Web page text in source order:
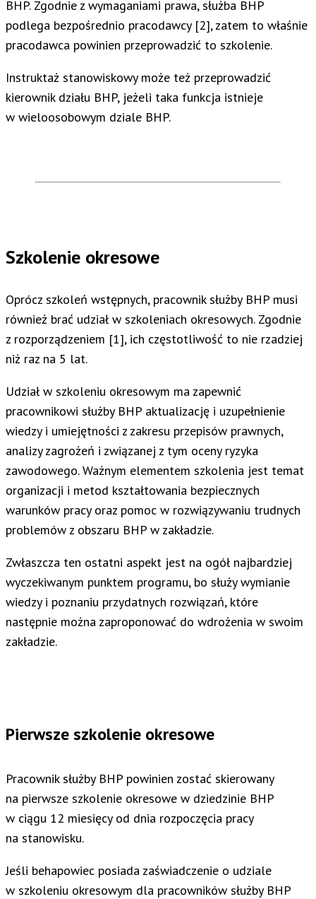
BHP. Zgodnie z wymaganiami prawa, służba BHP
podlega bezpośrednio pracodawcy [2], zatem to właśnie
pracodawca powinien przeprowadzić to szkolenie.
Instruktaż stanowiskowy może też przeprowadzić
kierownik działu BHP, jeżeli taka funkcja istnieje
w wieloosobowym dziale BHP.
Szkolenie okresowe
Oprócz szkoleń wstępnych, pracownik służby BHP musi
również brać udział w szkoleniach okresowych. Zgodnie
z rozporządzeniem [1], ich częstotliwość to nie rzadziej
niż raz na 5 lat.
Udział w szkoleniu okresowym ma zapewnić
pracownikowi służby BHP aktualizację i uzupełnienie
wiedzy i umiejętności z zakresu przepisów prawnych,
analizy zagrożeń i związanej z tym oceny ryzyka
zawodowego. Ważnym elementem szkolenia jest temat
organizacji i metod kształtowania bezpiecznych
warunków pracy oraz pomoc w rozwiązywaniu trudnych
problemów z obszaru BHP w zakładzie.
Zwłaszcza ten ostatni aspekt jest na ogół najbardziej
wyczekiwanym punktem programu, bo służy wymianie
wiedzy i poznaniu przydatnych rozwiązań, które
następnie można zaproponować do wdrożenia w swoim
zakładzie.
Pierwsze szkolenie okresowe
Pracownik służby BHP powinien zostać skierowany
na pierwsze szkolenie okresowe w dziedzinie BHP
w ciągu 12 miesięcy od dnia rozpoczęcia pracy
na stanowisku.
Jeśli behapowiec posiada zaświadczenie o udziale
w szkoleniu okresowym dla pracowników służby BHP